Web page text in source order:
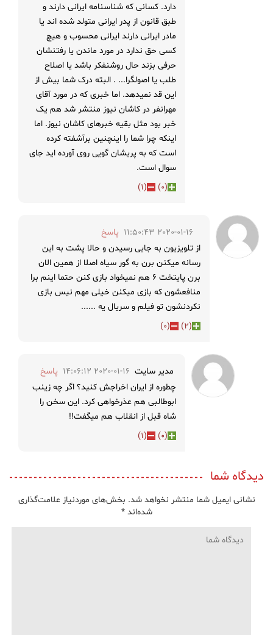
دارد. کسانی که شناسنامه ایرانی دارند و
طبق قانون از پدر ایرانی متولد شده اند یا
مادر ایرانی دارند ایرانی محسوب و هیچ
کسی حق ندارد در مورد ماندن یا رفتنشان
حرفی بزند حال روشنفکر باشد یا اصلاح
طلب یا اصولگرا... . البته درک شما بیش از
این قد نمیدهد. اما خبری که در مورد آقای
مهرانفر در کاشان نیوز منتشر شد هم یک
خبر بود مثل بقیه خبرهای کاشان نیوز. اما
اینکه چرا شما را اینچنین برآشفته کرده
است که به پریشان گویی روی آورده اید جای
سوال است.
(
0
)
(
1
)
2020-01-16 11:50:43
پاسخ
از تلویزیون به جایی رسیدن و حالا پشت به این
رسانه میکنن برن به گور سیاه اصلا از همین الان
برن پایتخت ۶ هم نمیخواد بازی کنن حتما اینم برا
منافعشون که بازی میکنن خیلی مهم نیس بازی
نکردنشون تو فیلم و سریال یه ......
(
2
)
(
0
)
مدیر سایت 2020-01-16 14:06:12
پاسخ
چطوره از ایران اخراجش کنید؟ اگر چه زینب
ابوطالبی هم عذرخواهی کرد. این سخن را
شاه قبل از انقلاب هم میگفت!!
(
0
)
(
1
)
دیدگاه شما
نشانی ایمیل شما منتشر نخواهد شد. بخش‌های موردنیاز علامت‌گذاری
شده‌اند*